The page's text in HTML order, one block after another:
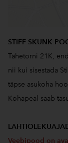
STIFF SKUNK
Tähetorni 21K,
nii kui sisestada
täpse asukoha
Kohapeal saab
Veebipood on